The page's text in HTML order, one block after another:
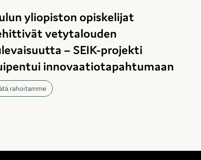
yliopiston opiskelijat
vetytalouden
– SEIK-projekti
innovaatiotapahtumaan
rahoitamme